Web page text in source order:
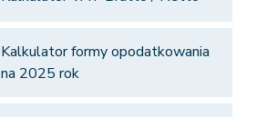
Kalkulator formy opodatkowania
na 2025 rok